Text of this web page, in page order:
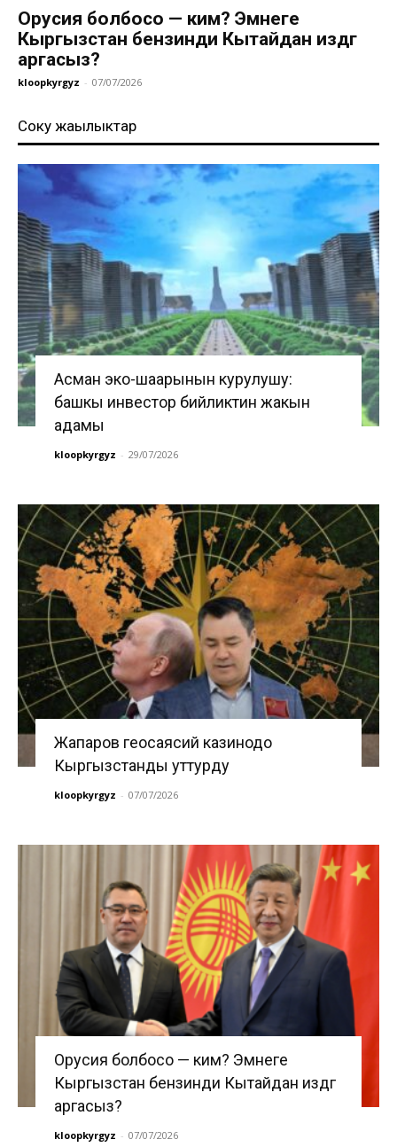
Орусия болбосо — ким? Эмнеге
Кыргызстан бензинди Кытайдан издөөгө
аргасыз?
kloopkyrgyz - 07/07/2026
Соңку жаңылыктар
Асман эко-шаарынын курулушу:
башкы инвестор бийликтин жакын
адамы
kloopkyrgyz - 29/07/2026
Жапаров геосаясий казинодо
Кыргызстанды уттурду
kloopkyrgyz - 07/07/2026
Орусия болбосо — ким? Эмнеге
Кыргызстан бензинди Кытайдан издөөгө
аргасыз?
kloopkyrgyz - 07/07/2026